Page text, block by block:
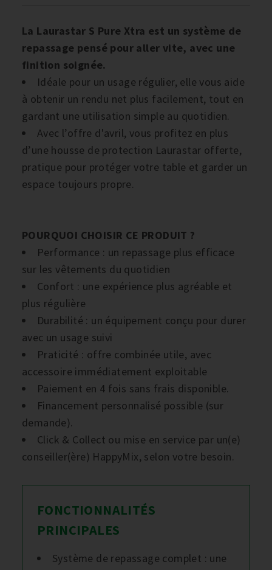
La Laurastar S Pure Xtra est un système de
repassage pensé pour aller vite, avec une
finition soignée.
Idéale pour un usage régulier, elle vous aide
à obtenir un rendu net plus facilement, tout en
gardant une utilisation simple au quotidien.
Avec l’offre d'avril, vous profitez en plus
d’une housse de protection Laurastar offerte,
pratique pour protéger votre table et garder un
espace toujours propre.
POURQUOI CHOISIR CE PRODUIT ?
Performance : un repassage plus efficace
sur les vêtements du quotidien
Confort : une expérience plus agréable et
plus régulière
Durabilité : un équipement conçu pour durer
avec un usage suivi
Praticité : offre combinée utile, avec
accessoire immédiatement exploitable
Paiement en 4 fois sans frais disponible.
Financement personnalisé possible (sur
demande).
Click & Collect ou mise en service par un(e)
conseiller(ère) HappyMix, selon votre besoin.
FONCTIONNALITÉS
PRINCIPALES
Système de repassage complet : une